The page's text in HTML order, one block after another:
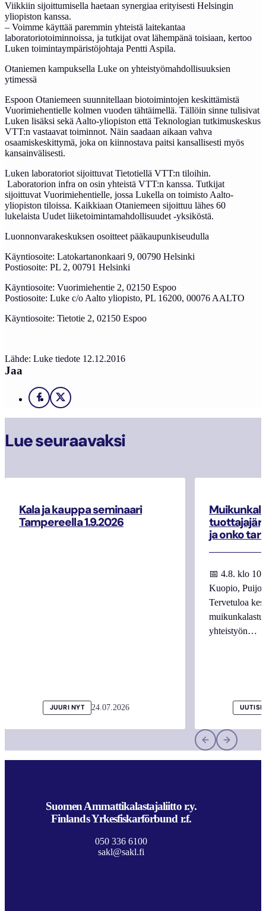
Viikkiin sijoittumisella haetaan synergiaa erityisesti Helsingin
yliopiston kanssa.
– Voimme käyttää paremmin yhteistä laitekantaa
laboratoriotoiminnoissa, ja tutkijat ovat lähempänä toisiaan, kertoo
Luken toimintaympäristöjohtaja Pentti Aspila.
Otaniemen kampuksella Luke on yhteistyömahdollisuuksien
ytimessä
Espoon Otaniemeen suunnitellaan biotoimintojen keskittämistä
Vuorimiehentielle kolmen vuoden tähtäimellä. Tällöin sinne tulisivat
Luken lisäksi sekä Aalto-yliopiston että Teknologian tutkimuskeskus
VTT:n vastaavat toiminnot. Näin saadaan aikaan vahva
osaamiskeskittymä, joka on kiinnostava paitsi kansallisesti myös
kansainvälisesti.
Luken laboratoriot sijoittuvat Tietotiellä VTT:n tiloihin.
Laboratorion infra on osin yhteistä VTT:n kanssa. Tutkijat
sijoittuvat Vuorimiehentielle, jossa Lukella on toimisto Aalto-
yliopiston tiloissa. Kaikkiaan Otaniemeen sijoittuu lähes 60
lukelaista Uudet liiketoimintamahdollisuudet -yksiköstä.
Luonnonvarakeskuksen osoitteet pääkaupunkiseudulla
Käyntiosoite: Latokartanonkaari 9, 00790 Helsinki
Postiosoite: PL 2, 00791 Helsinki
Käyntiosoite: Vuorimiehentie 2, 02150 Espoo
Postiosoite: Luke c/o Aalto yliopisto, PL 16200, 00076 AALTO
Käyntiosoite: Tietotie 2, 02150 Espoo
Lähde: Luke tiedote 12.12.2016
Jaa
Facebook
X
Lue seuraavaksi
Kala ja kauppa seminaari
Tampereella 1.9.2026
JUURI NYT 24.07.2026
ja onko
📅 4.8. klo
Kuopio,
Tervetuloa
yhteistyön…
Suomen Ammattikalastajaliitto r.y.
Finlands Yrkesfiskarförbund r.f.
050 336 6100
sakl@sakl.fi